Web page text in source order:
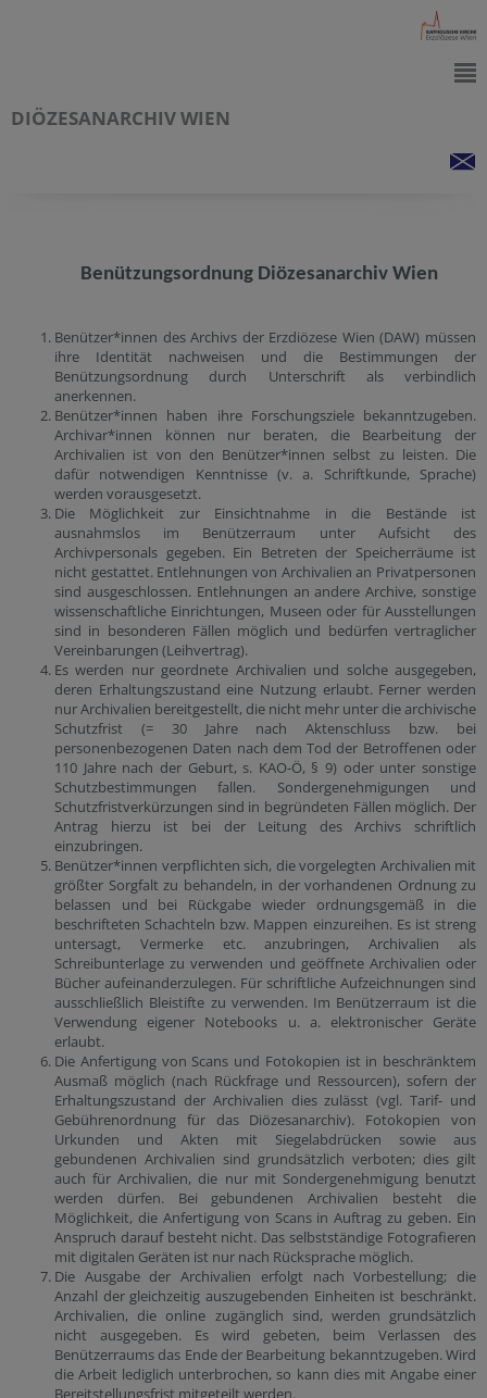
DIÖZESANARCHIV WIEN
Benützungsordnung Diözesanarchiv Wien
Benützer*innen des Archivs der Erzdiözese Wien (DAW) müssen
ihre Identität nachweisen und die Bestimmungen der
Benützungsordnung durch Unterschrift als verbindlich
anerkennen.
Benützer*innen haben ihre Forschungsziele bekanntzugeben.
Archivar*innen können nur beraten, die Bearbeitung der
Archivalien ist von den Benützer*innen selbst zu leisten. Die
dafür notwendigen Kenntnisse (v. a. Schriftkunde, Sprache)
werden vorausgesetzt.
Die Möglichkeit zur Einsichtnahme in die Bestände ist
ausnahmslos im Benützerraum unter Aufsicht des
Archivpersonals gegeben. Ein Betreten der Speicherräume ist
nicht gestattet. Entlehnungen von Archivalien an Privatpersonen
sind ausgeschlossen. Entlehnungen an andere Archive, sonstige
wissenschaftliche Einrichtungen, Museen oder für Ausstellungen
sind in besonderen Fällen möglich und bedürfen vertraglicher
Vereinbarungen (Leihvertrag).
Es werden nur geordnete Archivalien und solche ausgegeben,
deren Erhaltungszustand eine Nutzung erlaubt. Ferner werden
nur Archivalien bereitgestellt, die nicht mehr unter die archivische
Schutzfrist (= 30 Jahre nach Aktenschluss bzw. bei
personenbezogenen Daten nach dem Tod der Betroffenen oder
110 Jahre nach der Geburt, s. KAO-Ö, § 9) oder unter sonstige
Schutzbestimmungen fallen. Sondergenehmigungen und
Schutzfristverkürzungen sind in begründeten Fällen möglich. Der
Antrag hierzu ist bei der Leitung des Archivs schriftlich
einzubringen.
Benützer*innen verpflichten sich, die vorgelegten Archivalien mit
größter Sorgfalt zu behandeln, in der vorhandenen Ordnung zu
belassen und bei Rückgabe wieder ordnungsgemäß in die
beschrifteten Schachteln bzw. Mappen einzureihen. Es ist streng
untersagt, Vermerke etc. anzubringen, Archivalien als
Schreibunterlage zu verwenden und geöffnete Archivalien oder
Bücher aufeinanderzulegen. Für schriftliche Aufzeichnungen sind
ausschließlich Bleistifte zu verwenden. Im Benützerraum ist die
Verwendung eigener Notebooks u. a. elektronischer Geräte
erlaubt.
Die Anfertigung von Scans und Fotokopien ist in beschränktem
Ausmaß möglich (nach Rückfrage und Ressourcen), sofern der
Erhaltungszustand der Archivalien dies zulässt (vgl. Tarif- und
Gebührenordnung für das Diözesanarchiv). Fotokopien von
Urkunden und Akten mit Siegelabdrücken sowie aus
gebundenen Archivalien sind grundsätzlich verboten; dies gilt
auch für Archivalien, die nur mit Sondergenehmigung benutzt
werden dürfen. Bei gebundenen Archivalien besteht die
Möglichkeit, die Anfertigung von Scans in Auftrag zu geben. Ein
Anspruch darauf besteht nicht. Das selbstständige Fotografieren
mit digitalen Geräten ist nur nach Rücksprache möglich.
Die Ausgabe der Archivalien erfolgt nach Vorbestellung; die
Anzahl der gleichzeitig auszugebenden Einheiten ist beschränkt.
Archivalien, die online zugänglich sind, werden grundsätzlich
nicht ausgegeben. Es wird gebeten, beim Verlassen des
Benützerraums das Ende der Bearbeitung bekanntzugeben. Wird
die Arbeit lediglich unterbrochen, so kann dies mit Angabe einer
Bereitstellungsfrist mitgeteilt werden.